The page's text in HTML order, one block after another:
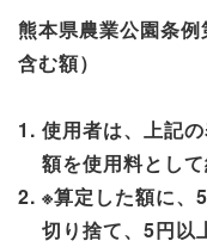
熊本県農業公園条
含む額）
使用者は、上記
額を使用料とし
※算定した額に、
切り捨て、5円以